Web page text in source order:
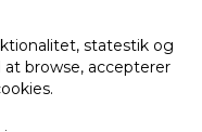
statestik og
browse, accepterer